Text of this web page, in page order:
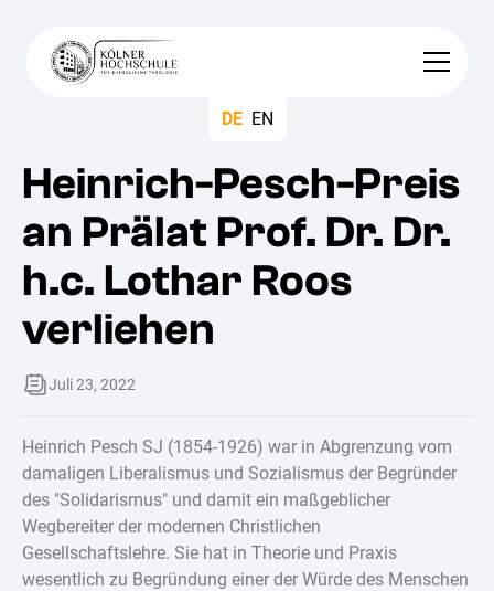
DE EN
Heinrich-Pesch-Preis
an Prälat Prof. Dr. Dr.
h.c. Lothar Roos
verliehen
Juli 23, 2022
Heinrich Pesch SJ (1854-1926) war in Abgrenzung vom
damaligen Liberalismus und Sozialismus der Begründer
des "Solidarismus" und damit ein maßgeblicher
Wegbereiter der modernen Christlichen
Gesellschaftslehre. Sie hat in Theorie und Praxis
wesentlich zu Begründung einer der Würde des Menschen